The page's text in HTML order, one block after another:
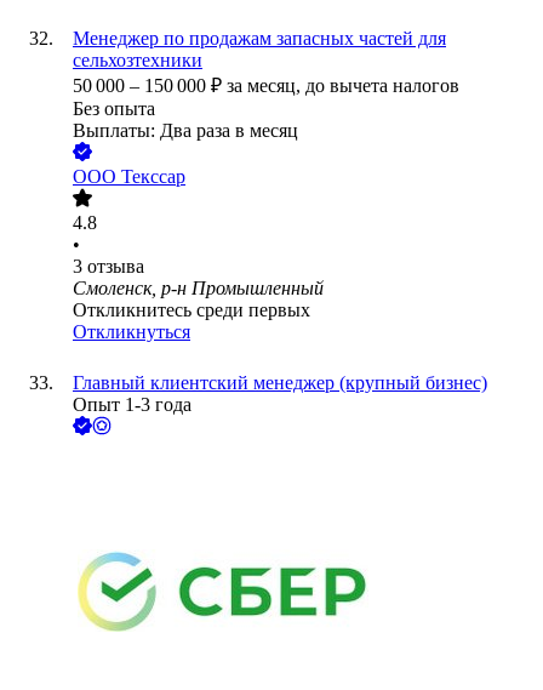
Менеджер по продажам запасных частей для
сельхозтехники
50 000 – 150 000 ₽ за месяц, до вычета налогов
Без опыта
Выплаты: Два раза в месяц
ООО Текссар
4.8
•
3 отзыва
Смоленск, р-н Промышленный
Откликнитесь среди первых
Откликнуться
Главный клиентский менеджер (крупный бизнес)
Опыт 1-3 года